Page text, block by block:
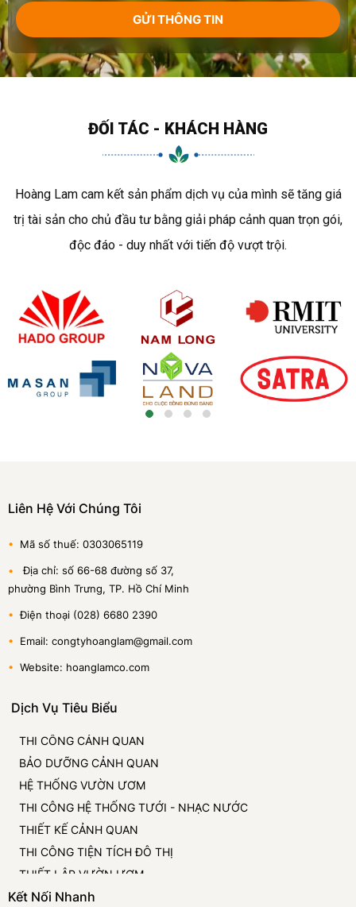
ĐỐI TÁC - KHÁCH HÀNG
Hoàng Lam cam kết sản phẩm dịch vụ của mình sẽ tăng giá
trị tài sản cho chủ đầu tư bằng giải pháp cảnh quan trọn gói,
độc đáo - duy nhất với tiến độ vượt trội.
Liên Hệ Với Chúng Tôi
• Mã số thuế: 0303065119
• Địa chỉ: số 66-68 đường số 37,
phường Bình Trưng, TP. Hồ Chí Minh
• Điện thoại (028) 6680 2390
• Email: congtyhoanglam@gmail.com
• Website: hoanglamco.com
Dịch Vụ Tiêu Biểu
THI CÔNG CẢNH QUAN
BẢO DƯỠNG CẢNH QUAN
HỆ THỐNG VƯỜN ƯƠM
THI CÔNG HỆ THỐNG TƯỚI - NHẠC NƯỚC
THIẾT KẾ CẢNH QUAN
THI CÔNG TIỆN TÍCH ĐÔ THỊ
THIẾT LẬP VƯỜN ƯƠM
CUNG CẤP VÀ CHO THUÊ CÂY CẢNH
Kết Nối Nhanh